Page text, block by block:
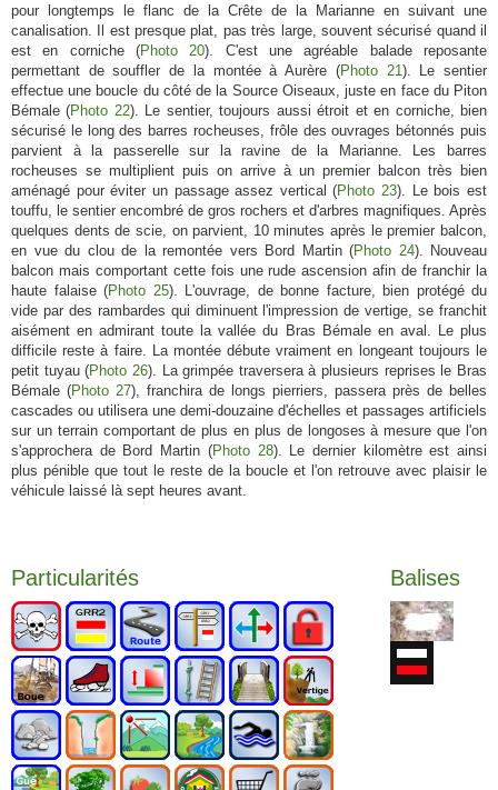
pour longtemps le flanc de la Crête de la Marianne en suivant une
canalisation. Il est presque plat, pas très large, souvent sécurisé quand il
est en corniche (Photo 20). C'est une agréable balade reposante
permettant de souffler de la montée à Aurère (Photo 21). Le sentier
effectue une boucle du côté de la Source Oiseaux, juste en face du Piton
Bémale (Photo 22). Le sentier, toujours aussi étroit et en corniche, bien
sécurisé le long des barres rocheuses, frôle des ouvrages bétonnés puis
parvient à la passerelle sur la ravine de la Marianne. Les barres
rocheuses se multiplient puis on arrive à un premier balcon très bien
aménagé pour éviter un passage assez vertical (Photo 23). Le bois est
touffu, le sentier encombré de gros rochers et d'arbres magnifiques. Après
quelques dents de scie, on parvient, 10 minutes après le premier balcon,
en vue du clou de la remontée vers Bord Martin (Photo 24). Nouveau
balcon mais comportant cette fois une rude ascension afin de franchir la
haute falaise (Photo 25). L'ouvrage, de bonne facture, bien protégé du
vide par des rambardes qui diminuent l'impression de vertige, se franchit
aisément en admirant toute la vallée du Bras Bémale en aval. Le plus
difficile reste à faire. La montée débute vraiment en longeant toujours le
petit tuyau (Photo 26). La grimpée traversera à plusieurs reprises le Bras
Bémale (Photo 27), franchira de longs pierriers, passera près de belles
cascades ou utilisera une demi-douzaine d'échelles et passages artificiels
sur un terrain comportant de plus en plus de longoses à mesure que l'on
s'approchera de Bord Martin (Photo 28). Le dernier kilomètre est ainsi
plus pénible que tout le reste de la boucle et l'on retrouve avec plaisir le
véhicule laissé là sept heures avant.
Particularités Balises